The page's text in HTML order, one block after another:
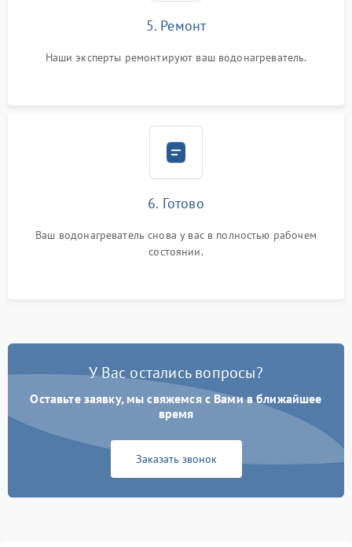
5. Ремонт
Наши эксперты ремонтируют ваш водонагреватель.
6. Готово
Ваш водонагреватель снова у вас в полностью рабочем
состоянии.
У Вас остались вопросы?
Оставьте заявку, мы свяжемся с Вами в ближайшее
время
Заказать звонок